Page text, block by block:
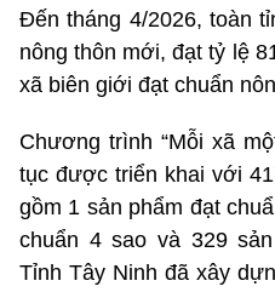
Đến tháng 4/2026, toàn
nông thôn mới, đạt tỷ lệ
xã biên giới đạt chuẩn
Chương trình “Mỗi xã
tục được triển khai với
gồm 1 sản phẩm đạt
chuẩn 4 sao và 329
Tỉnh Tây Ninh đã xây